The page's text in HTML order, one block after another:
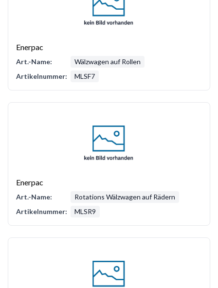
Enerpac
Art.-Name:
Wälzwagen auf Rollen
Artikelnummer:
MLSF7
Enerpac
Art.-Name:
Rotations Wälzwagen auf Rädern
Artikelnummer:
MLSR9